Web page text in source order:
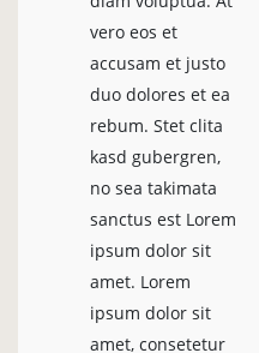
vero eos et
accusam et justo
duo dolores et ea
rebum. Stet clita
kasd gubergren,
no sea takimata
sanctus est Lorem
ipsum dolor sit
amet. Lorem
ipsum dolor sit
amet, consetetur